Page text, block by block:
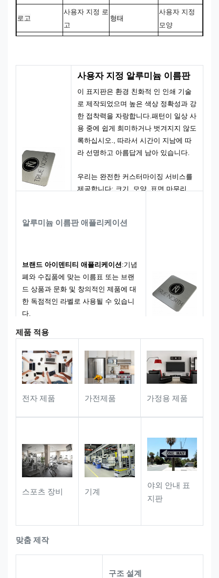
로고
사용자 지정 로
고
형태
사용자 지정
모양
사용자 지정 알루미늄 이름판
이 표지판은 환경 친화적 인 인쇄 기술
로 제작되었으며 높은 색상 정확성과 강
한 접착력을 자랑합니다.패턴이 일상 사
용 중에 쉽게 희미하거나 벗겨지지 않도
록하십시오., 따라서 시간이 지남에 따
라 선명하고 아름답게 남아 있습니다.
우리는 완전한 커스터마이징 서비스를
제공합니다: 크기, 모양, 표면 마무리,
니멀리즘 또는 정교한 스타일을 선호 여
만들 수 있습니다..
알루미늄 이름판 애플리케이션
브랜드 아이덴티티 애플리케이션 :기념
폐와 수집품에 맞는 이름표 또는 브랜
드 상품과 문화 및 창의적인 제품에 대
한 독점적인 라벨로 사용될 수 있습니
다.
선물 및 기념품 응용 프로그램:기념품
과 기업/사업 선물의 사용자 지정 명판
으로 이상적입니다. 선물의 프리미엄
느낌과 기념 가치를 높이기 위해 독특
한 표지를 추가합니다.
제품 적용
전자 제품 가전제품 가정용 제품
스포츠 장비 기계
야외 안내 표
지판
맞춤 제작
구조 설계